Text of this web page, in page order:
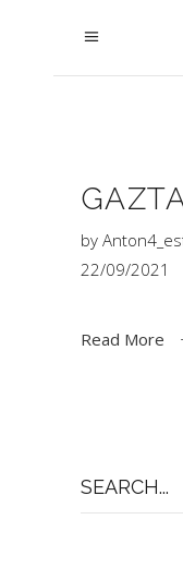
by
22/09/2021
Read More
for: